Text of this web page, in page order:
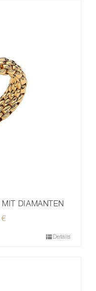
MIT DIAMANTEN
€
Details